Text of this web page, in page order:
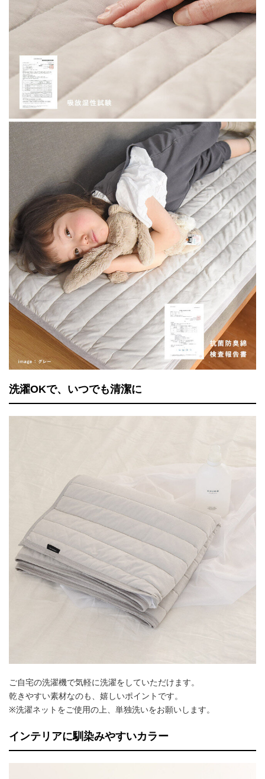
洗濯OKで、いつでも清潔に
ご自宅の洗濯機で気軽に洗濯をしていただけます。
乾きやすい素材なのも、嬉しいポイントです。
※洗濯ネットをご使用の上、単独洗いをお願いします。
インテリアに馴染みやすいカラー